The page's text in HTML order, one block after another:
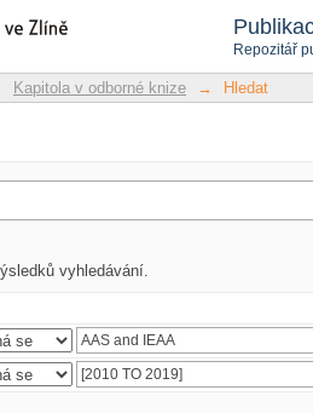
Repozitář
Kapitola v odborné knize → Hledat
vyhledávání.